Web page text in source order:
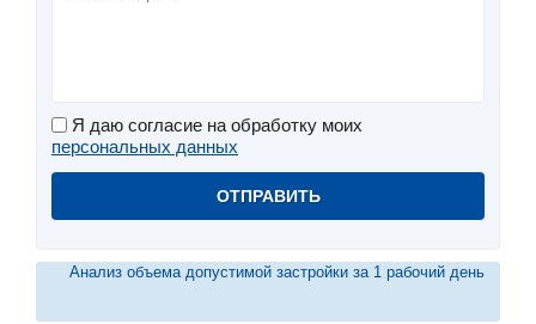
Я даю согласие на обработку моих
персональных данных
Анализ объема допустимой застройки за 1 рабочий день